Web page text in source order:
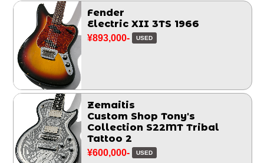
Fender
Electric XII 3TS 1966
¥893,000- USED
Zemaitis
Custom Shop Tony's
Collection S22MT Tribal
Tattoo 2
¥600,000- USED